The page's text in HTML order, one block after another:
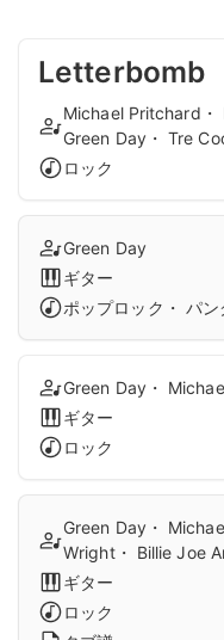
Letterbomb
Michael Pritchard・
Green Day・ Tre
ロック
Green Day
ギター
ポップロック・ パン
Green Day・
ギター
ロック
Green Day・
Wright・ Billie Joe
ギター
ロック